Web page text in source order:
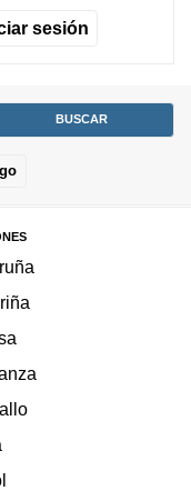
sesión